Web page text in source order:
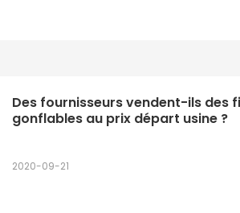
Des fournisseurs vendent-ils des
gonflables au prix départ usine ?
2020-09-21